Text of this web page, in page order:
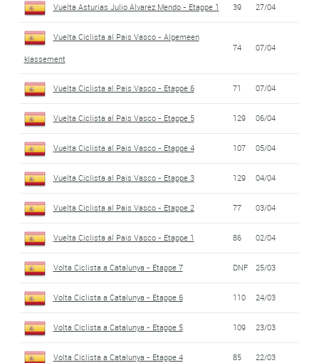
Vuelta Asturias Julio Alvarez Mendo - Etappe 1 39 27/04
Vuelta Ciclista al Pais Vasco - Algemeen
klassement
74 07/04
Vuelta Ciclista al Pais Vasco - Etappe 6 71 07/04
Vuelta Ciclista al Pais Vasco - Etappe 5 129 06/04
Vuelta Ciclista al Pais Vasco - Etappe 4 107 05/04
Vuelta Ciclista al Pais Vasco - Etappe 3 129 04/04
Vuelta Ciclista al Pais Vasco - Etappe 2 77 03/04
Vuelta Ciclista al Pais Vasco - Etappe 1 86 02/04
Volta Ciclista a Catalunya - Etappe 7 DNF 25/03
Volta Ciclista a Catalunya - Etappe 6 110 24/03
Volta Ciclista a Catalunya - Etappe 5 109 23/03
Volta Ciclista a Catalunya - Etappe 4 85 22/03